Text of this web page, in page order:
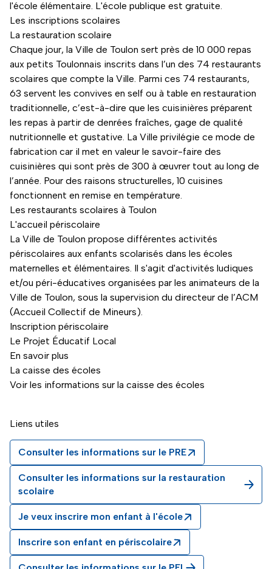
l'école élémentaire. L'école publique est gratuite.
Les inscriptions scolaires
La restauration scolaire
Chaque jour, la Ville de Toulon sert près de 10 000 repas
aux petits Toulonnais inscrits dans l’un des 74 restaurants
scolaires que compte la Ville. Parmi ces 74 restaurants,
63 servent les convives en self ou à table en restauration
traditionnelle, c’est-à-dire que les cuisinières préparent
les repas à partir de denrées fraîches, gage de qualité
nutritionnelle et gustative. La Ville privilégie ce mode de
fabrication car il met en valeur le savoir-faire des
cuisinières qui sont près de 300 à œuvrer tout au long de
l’année. Pour des raisons structurelles, 10 cuisines
fonctionnent en remise en température.
Les restaurants scolaires à Toulon
L'accueil périscolaire
La Ville de Toulon propose différentes activités
périscolaires aux enfants scolarisés dans les écoles
maternelles et élémentaires. Il s'agit d'activités ludiques
et/ou péri-éducatives organisées par les animateurs de la
Ville de Toulon, sous la supervision du directeur de l’ACM
(Accueil Collectif de Mineurs).
Inscription périscolaire
Le Projet Éducatif Local
En savoir plus
La caisse des écoles
Voir les informations sur la caisse des écoles
Liens utiles
Consulter les informations sur le PRE
Consulter les informations sur la restauration
scolaire
Je veux inscrire mon enfant à l'école
Inscrire son enfant en périscolaire